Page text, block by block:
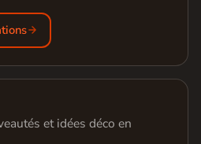
et idées déco en